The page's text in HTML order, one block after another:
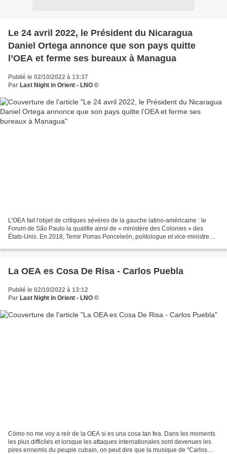
Le 24 avril 2022, le Président du Nicaragua
Daniel Ortega annonce que son pays quitte
l’OEA et ferme ses bureaux à Managua
Publié le 02/10/2022 à 13:37
Par Last Night in Orient - LNO ©
L'OEA fait l'objet de critiques sévères de la gauche latino-américaine : le
Forum de São Paulo la qualifie ainsi de « ministère des Colonies » des
États-Unis. En 2018, Temir Porras Ponceleón, politologue et vice-ministre
La OEA es Cosa De Risa - Carlos Puebla
Publié le 02/10/2022 à 13:12
Par Last Night in Orient - LNO ©
Cómo no me voy a reír de la OEA si es una cosa tan fea. Dans les moments
les plus difficiles et lorsque les attaques internationales sont devenues les
pires ennemis du peuple cubain, on peut dire que la musique de "Carlos